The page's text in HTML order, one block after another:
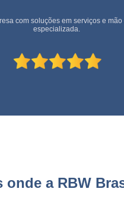
rápida e eficiente.
onde a RBW